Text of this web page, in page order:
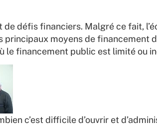
défis financiers. Malgré ce fait,
principaux moyens de financement
le financement public est limité ou
c’est difficile d’ouvrir et